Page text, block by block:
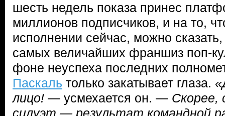
шесть недель показа принес
миллионов подписчиков, и на то,
исполнении сейчас, можно
самых величайших франшиз поп-
фоне неуспеха последних
Паскаль только закатывает глаза.
лицо! — усмехается он. — Скорее,
силуэт — результат командной